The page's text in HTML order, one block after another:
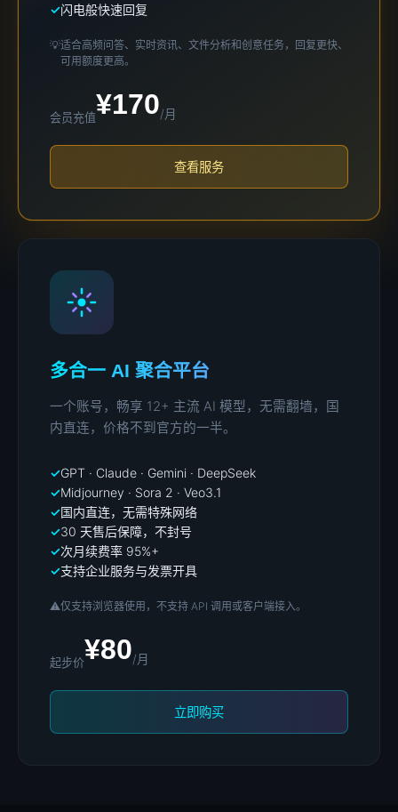
闪电般快速回复
💡适合高频问答、实时资讯、文件分析和创意任务，回复更快、
可用额度更高。
会员充值¥170/月
查看服务
多合一 AI 聚合平台
一个账号，畅享 12+ 主流 AI 模型，无需翻墙，国
内直连，价格不到官方的一半。
GPT · Claude · Gemini · DeepSeek
Midjourney · Sora 2 · Veo3.1
国内直连，无需特殊网络
30 天售后保障，不封号
次月续费率 95%+
支持企业服务与发票开具
⚠️仅支持浏览器使用，不支持 API 调用或客户端接入。
起步价¥80/月
立即购买